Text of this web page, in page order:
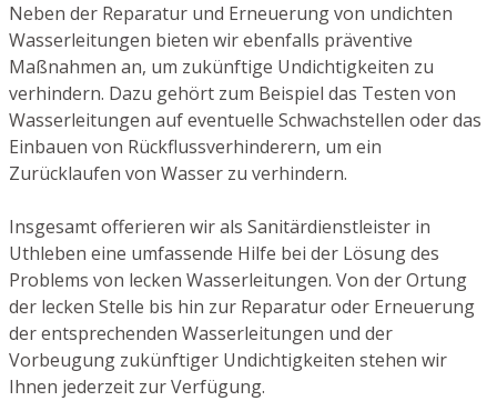
Neben der Reparatur und Erneuerung von undichten
Wasserleitungen bieten wir ebenfalls präventive
Maßnahmen an, um zukünftige Undichtigkeiten zu
verhindern. Dazu gehört zum Beispiel das Testen von
Wasserleitungen auf eventuelle Schwachstellen oder das
Einbauen von Rückflussverhinderern, um ein
Zurücklaufen von Wasser zu verhindern.
Insgesamt offerieren wir als Sanitärdienstleister in
Uthleben eine umfassende Hilfe bei der Lösung des
Problems von lecken Wasserleitungen. Von der Ortung
der lecken Stelle bis hin zur Reparatur oder Erneuerung
der entsprechenden Wasserleitungen und der
Vorbeugung zukünftiger Undichtigkeiten stehen wir
Ihnen jederzeit zur Verfügung.